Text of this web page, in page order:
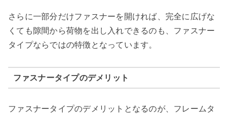
さらに一部分だけファスナーを開ければ、完全に広げな
くても隙間から荷物を出し入れできるのも、ファスナー
タイプならではの特徴となっています。
ファスナータイプのデメリット
ファスナータイプのデメリットとなるのが、フレームタ